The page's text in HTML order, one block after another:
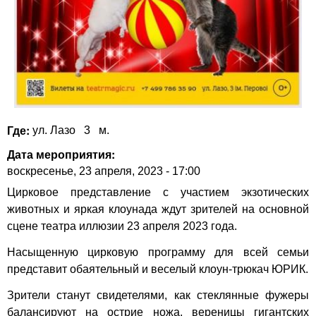
Где: ул. Лазо 3 м.
Дата мероприятия:
воскресенье, 23 апреля, 2023 - 17:00
Цирковое представление с участием экзотических
животных и яркая клоунада ждут зрителей на основной
сцене театра иллюзии 23 апреля 2023 года.
Насыщенную цирковую программу для всей семьи
представит обаятельный и веселый клоун-трюкач ЮРИК.
Зрители станут свидетелями, как стеклянные фужеры
балансируют на острие ножа, вереницы гигантских